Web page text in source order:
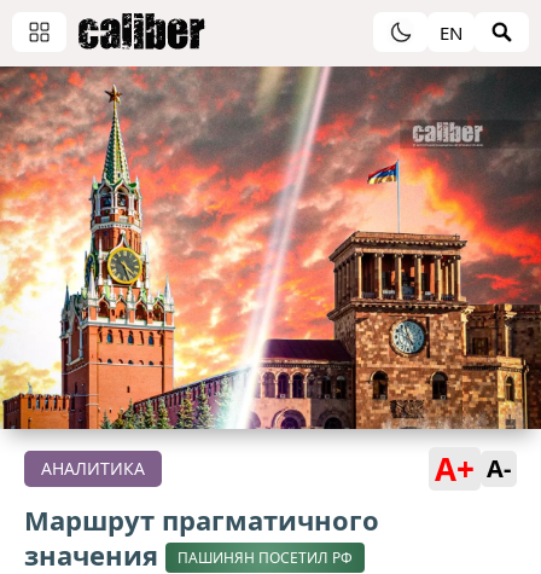
EN
АНАЛИТИКА A+ A-
Маршрут прагматичного
значения
ПАШИНЯН ПОСЕТИЛ РФ